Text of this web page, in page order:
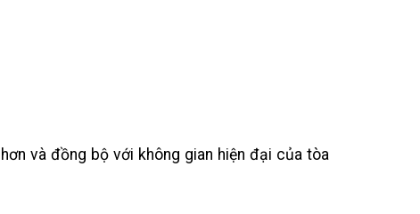
và đồng bộ với không gian hiện đại của tòa